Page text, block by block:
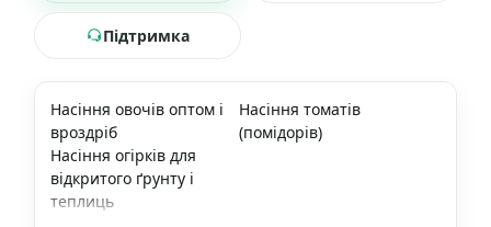
Підтримка
Насіння овочів оптом і
вроздріб
Насіння томатів
(помідорів)
Насіння огірків для
відкритого ґрунту і
теплиць